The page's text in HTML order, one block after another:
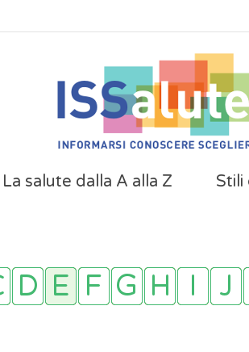
La salute dalla A alla Z Stili